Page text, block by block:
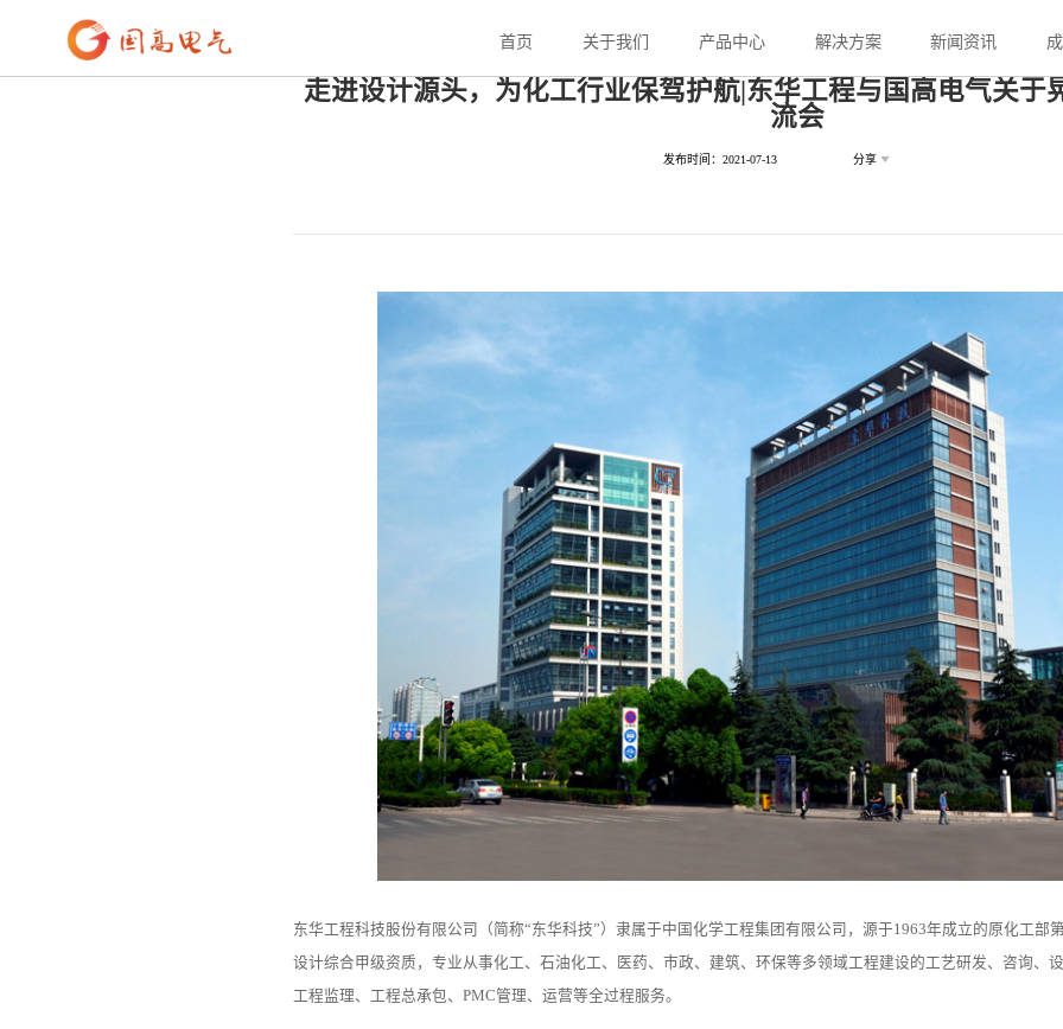
首页 关于我们 产品中心 解决方案 新闻资讯
走进设计源头，为化工行业保驾护航|东华工程与国高电气关于
流会
发布时间：2021-07-13 分享
东华工程科技股份有限公司（简称“东华科技”）隶属于中国化学工程集团有限公司，源于1963年成立的原化工部
设计综合甲级资质，专业从事化工、石油化工、医药、市政、建筑、环保等多领域工程建设的工艺研发、咨询、
工程监理、工程总承包、PMC管理、运营等全过程服务。